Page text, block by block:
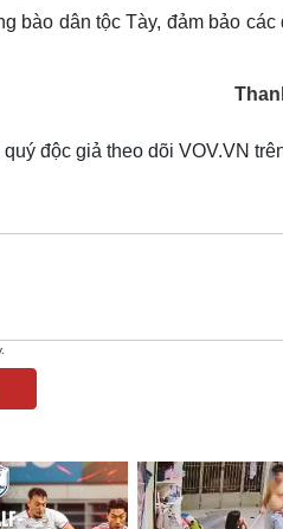
bào dân tộc Tày, đảm bảo
quý độc giả theo dõi VOV.VN